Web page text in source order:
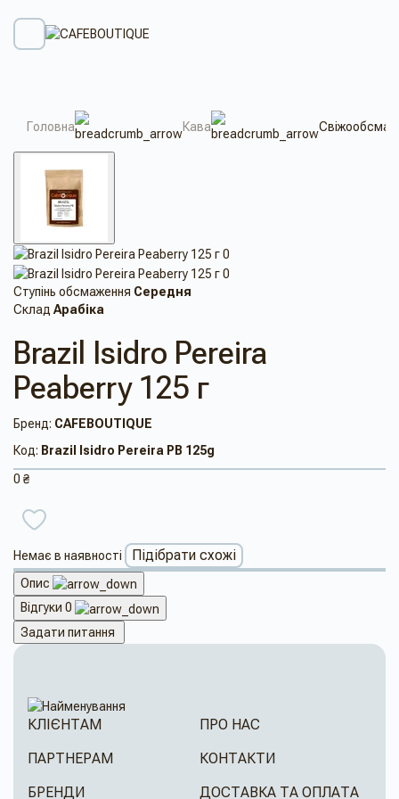
Головна Кава
Ступінь обсмаження Середня
Склад Арабіка
Brazil Isidro Pereira
Peaberry 125 г
Бренд: CAFEBOUTIQUE
Код: Brazil Isidro Pereira PB 125g
0 ₴
Немає в наявності Підібрати схожі
Опис
Відгуки 0
Задати питання
КЛІЄНТАМ
ПАРТНЕРАМ
БРЕНДИ
ПРО НАС
КОНТАКТИ
ДОСТАВКА ТА ОПЛАТА